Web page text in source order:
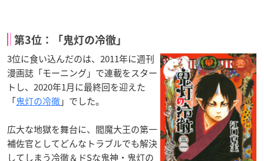
第3位：「鬼灯の冷徹」
3位に食い込んだのは、2011年に週刊
漫画誌「モーニング」で連載をスター
トし、2020年1月に最終回を迎えた
「鬼灯の冷徹」でした。
広大な地獄を舞台に、閻魔大王の第一
補佐官としてどんなトラブルでも解決
してしまう冷徹＆ドSな鬼神・鬼灯の